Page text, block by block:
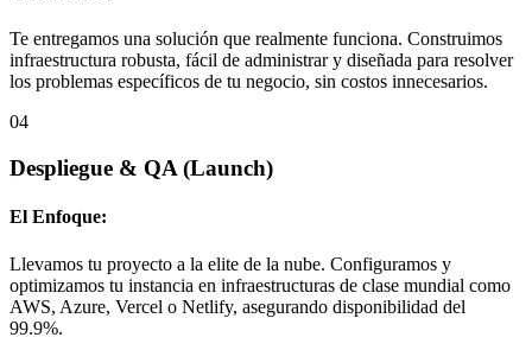
Te entregamos una solución que realmente funciona. Construimos
infraestructura robusta, fácil de administrar y diseñada para resolver
los problemas específicos de tu negocio, sin costos innecesarios.
04
Despliegue & QA (Launch)
El Enfoque:
Llevamos tu proyecto a la elite de la nube. Configuramos y
optimizamos tu instancia en infraestructuras de clase mundial como
AWS, Azure, Vercel o Netlify, asegurando disponibilidad del
99.9%.